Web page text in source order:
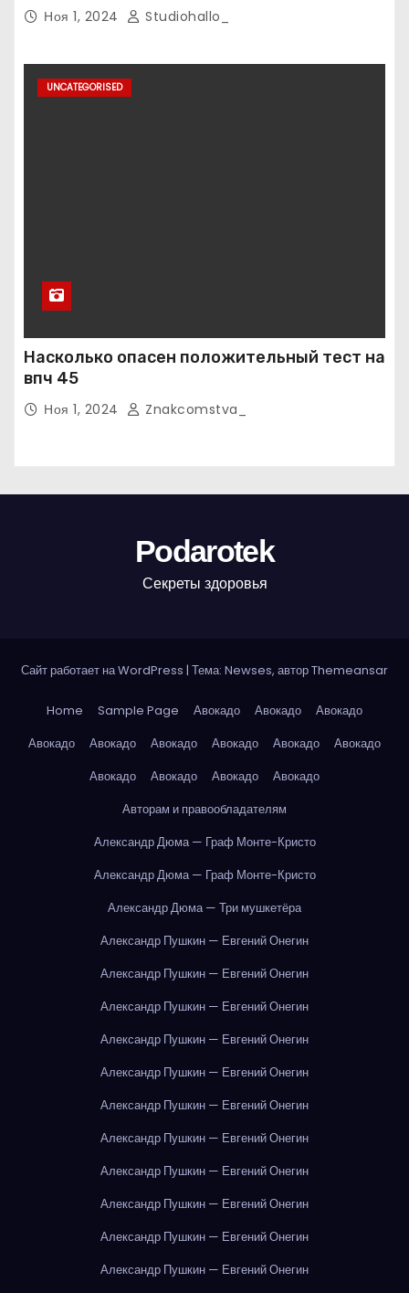
Ноя 1, 2024 Studiohallo_
UNCATEGORISED
Насколько опасен положительный тест на
впч 45
Ноя 1, 2024 Znakcomstva_
Podarotek
Секреты здоровья
Сайт работает на WordPress | Тема: Newses, авторThemeansar
Home Sample Page Авокадо Авокадо
Авокадо
Авокадо
Авокадо Авокадо Авокадо Авокадо
Авокадо
Авокадо
Авокадо Авокадо
Авокадо
Авторам и правообладателям
Александр Дюма — Граф Монте-Кристо
Александр Дюма — Граф Монте-Кристо
Александр Дюма — Три мушкетёра
Александр Пушкин — Евгений Онегин
Александр Пушкин — Евгений Онегин
Александр Пушкин — Евгений Онегин
Александр Пушкин — Евгений Онегин
Александр Пушкин — Евгений Онегин
Александр Пушкин — Евгений Онегин
Александр Пушкин — Евгений Онегин
Александр Пушкин — Евгений Онегин
Александр Пушкин — Евгений Онегин
Александр Пушкин — Евгений Онегин
Александр Пушкин — Евгений Онегин